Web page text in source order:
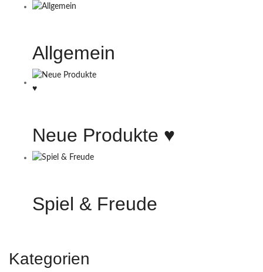
Allgemein
Neue Produkte ♥️
Spiel & Freude
Kategorien